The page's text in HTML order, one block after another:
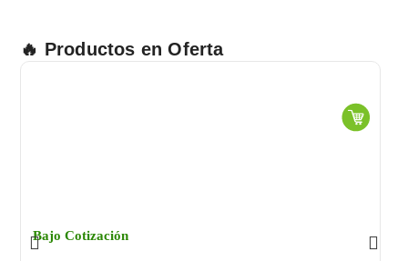
🔥 Productos en Oferta
Bajo Cotización